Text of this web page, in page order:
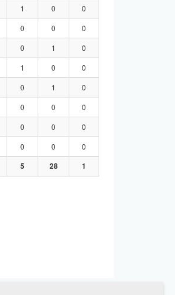
1 0
0
0 0
0
0 1
0
1 0
0
0 1
0
0 0
0
0 0
0
0 0
0
5 28 1